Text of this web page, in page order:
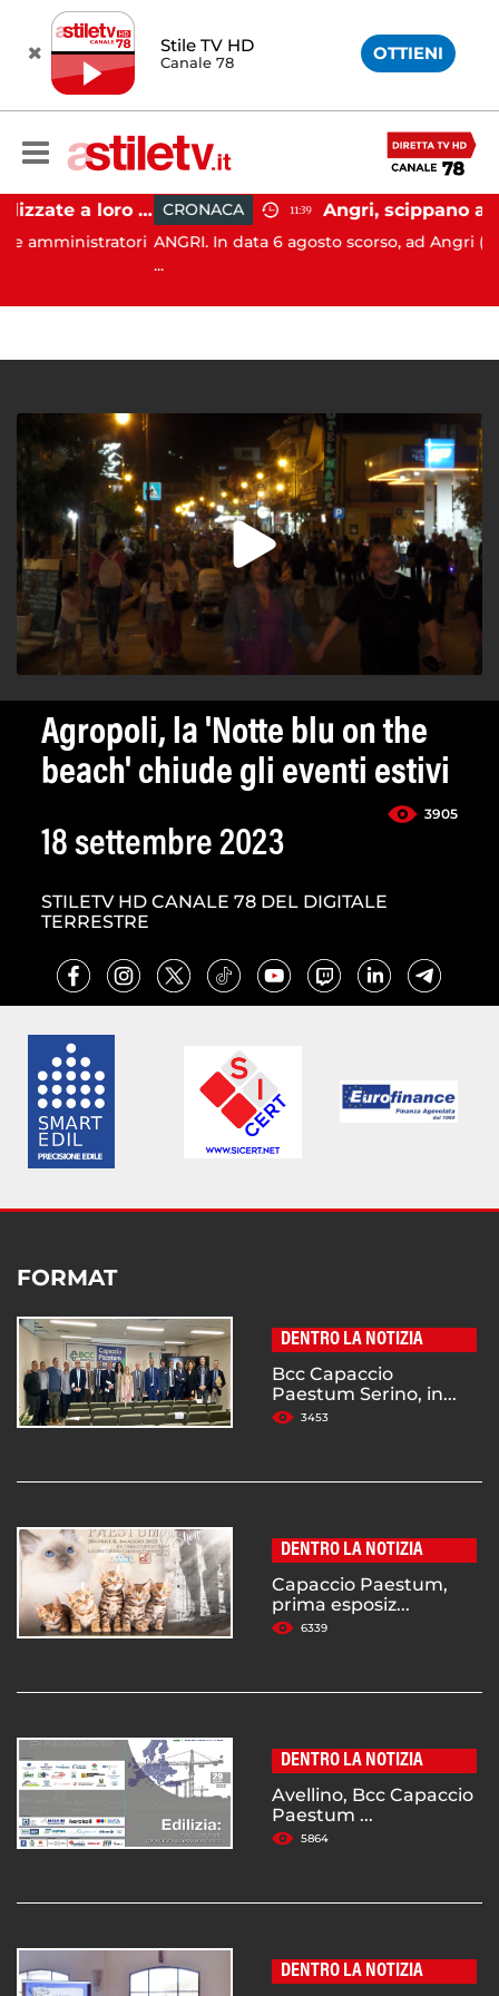
Stile TV HD
Canale 78 OTTIENI
Firme digitali utilizzate a loro insaputa: 9 indagati nel Vallo di Diano CRONACA 11:39
ANGRI. In data 6 agosto scorso, ad Angri (SA), i
Agropoli, la 'Notte blu on the
beach' chiude gli eventi estivi
3905
18 settembre 2023
STILETV HD CANALE 78 DEL DIGITALE
TERRESTRE
FORMAT
DENTRO LA NOTIZIA
Bcc Capaccio
Paestum Serino, in...
3453
DENTRO LA NOTIZIA
Capaccio Paestum,
prima esposiz...
6339
DENTRO LA NOTIZIA
Avellino, Bcc Capaccio
Paestum ...
5864
DENTRO LA NOTIZIA